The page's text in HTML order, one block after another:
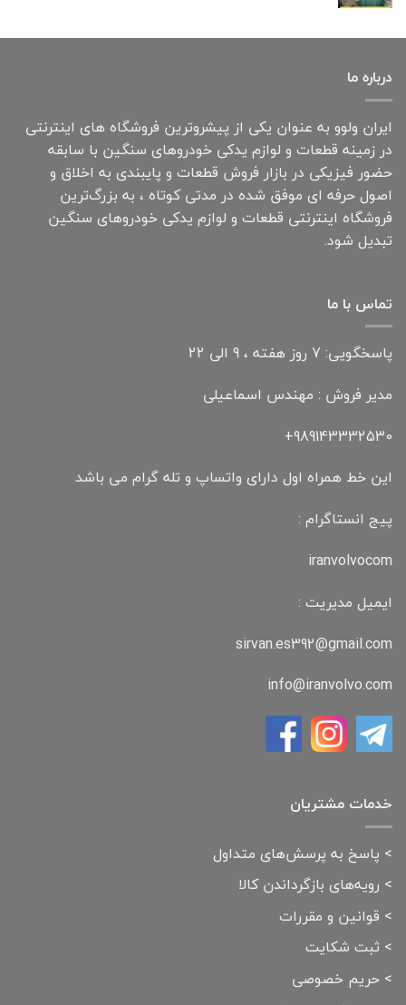
درباره ما
ایران ولوو به عنوان یکی از پیشروترین فروشگاه های اینترنتی
در زمینه قطعات و لوازم یدکی خودروهای سنگین با سابقه
حضور فیزیکی در بازار فروش قطعات و پایبندی به اخلاق و
اصول حرفه ای موفق شده در مدتی کوتاه ، به بزرگ‌ترین
فروشگاه اینترنتی قطعات و لوازم یدکی خودروهای سنگین
تبدیل شود.
تماس با ما
پاسخگویی: 7 روز هفته ، 9 الی 22
مدیر فروش : مهندس اسماعیلی
989143332530+
این خط همراه اول دارای واتساپ و تله گرام می باشد
پیج انستاگرام :
iranvolvocom
ایمیل مدیریت :
sirvan.es392@gmail.com
info@iranvolvo.com
خدمات مشتریان
> پاسخ به پرسش‌های متداول
> رویه‌های بازگرداندن کالا
> قوانین و مقررات
> ثبت شکایت
> حریم خصوصی